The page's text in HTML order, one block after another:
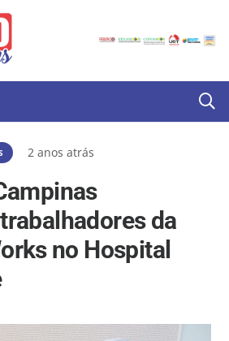
2 anos atrás
da
no Hospital